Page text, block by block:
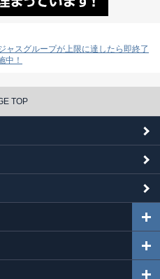
ャスグループが上限に達したら即終了
中！
TOP